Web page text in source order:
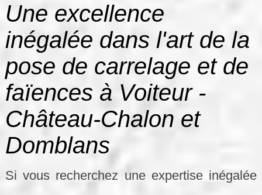
Une excellence
inégalée dans l'art de la
pose de carrelage et de
faïences à Voiteur -
Château-Chalon et
Domblans
Si vous recherchez une expertise inégalée